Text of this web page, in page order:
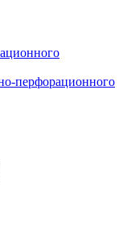
перфорационного